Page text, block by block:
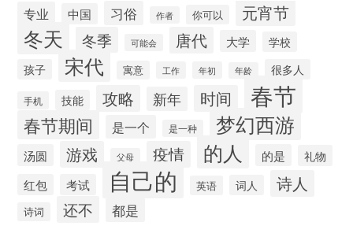
专业 中国 习俗 作者 你可以 元宵节
冬天 冬季 可能会 唐代 大学
学校
孩子
宋代 寓意 工作 年初 年龄 很多人
手机 技能 攻略 新年 时间 春节
春节期间 是一个 是一种 梦幻西游
汤圆 游戏 父母 疫情 的人 的是
礼物
红包
考试 自己的 英语 词人 诗人
诗词 还不 都是